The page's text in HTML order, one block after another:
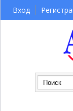
Вход